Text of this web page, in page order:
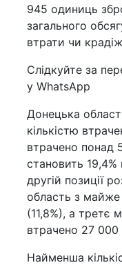
945 одиниць
загального
втрати чи
Слідкуйте за
у WhatsApp
Донецька
кількістю
втрачено понад
становить 19,4%
другій позиції
область з
(11,8%), а третє
втрачено 27
Найменша